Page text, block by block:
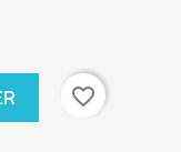
favorite_border